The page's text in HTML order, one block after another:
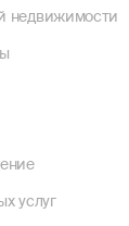
недвижимости
услуг